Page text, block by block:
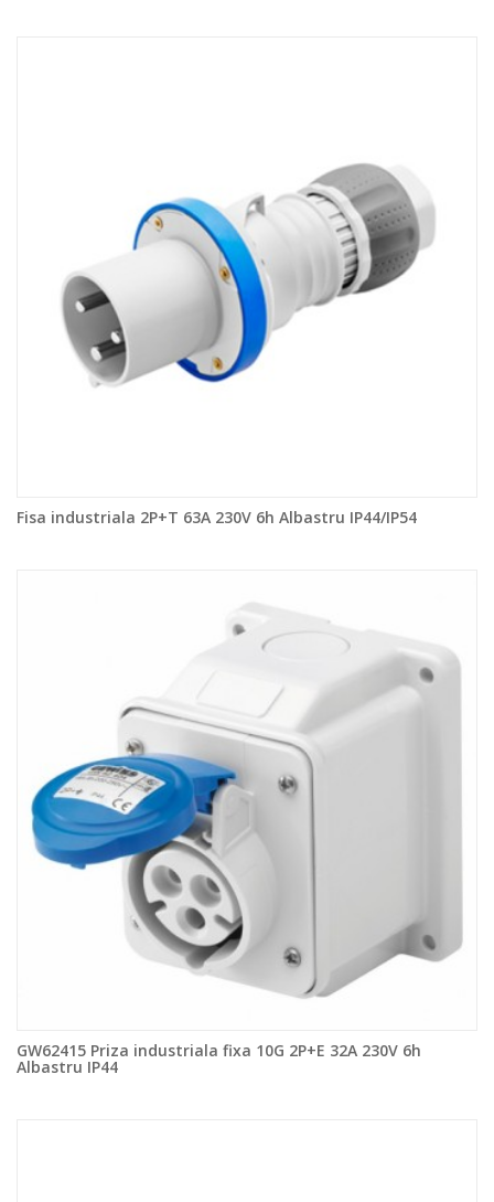
Fisa industriala 2P+T 63A 230V 6h Albastru IP44/IP54
GW62415 Priza industriala fixa 10G 2P+E 32A 230V 6h
Albastru IP44